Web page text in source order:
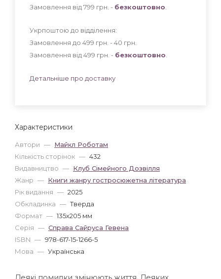
Характеристики
Автори — Майкл Роботам
Кількість сторінок — 432
Видавництво — Клуб Сімейного Дозвілля
Жанр — Книги жанру гостросюжетна література
Рік видання — 2025
Обкладинка — Тверда
Формат — 135x205 мм
Серія — Справа Сайруса Гевена
ISBN — 978-617-15-1266-5
Мова — Українська
Замовлення від 799 грн. - безкоштовно
Укрпоштою до відділення:
Замовлення до 499 грн. - 40 грн
Замовлення від 499 грн. - безкоштовно
Детальніше про доставку
Деякі помилки змінюють життя. Деяких